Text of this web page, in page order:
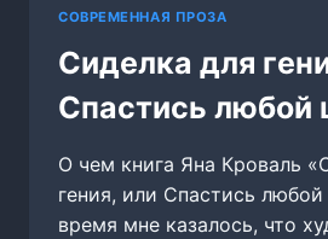
СОВРЕМЕННАЯ ПРОЗА
Сиделка для
Спастись любой
О чем книга Яна Кроваль
гения, или Спастись
время мне казалось, что